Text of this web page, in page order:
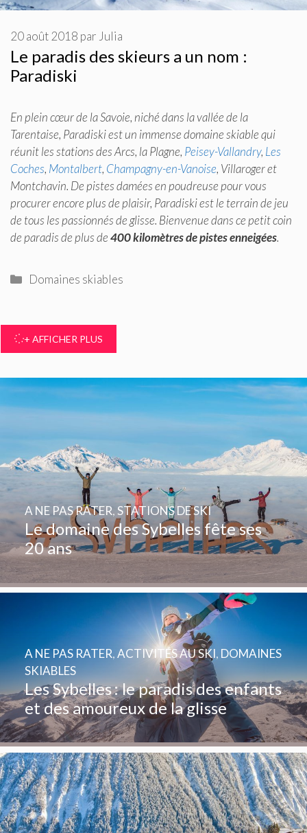
Le paradis des skieurs a un nom :
Paradiski
20 août 2018 par Julia
En plein cœur de la Savoie, niché dans la vallée de la
Tarentaise, Paradiski est un immense domaine skiable qui
réunit les stations des Arcs, la Plagne, Peisey-Vallandry, Les
Coches, Montalbert, Champagny-en-Vanoise, Villaroger et
Montchavin. De pistes damées en poudreuse pour vous
procurer encore plus de plaisir, Paradiski est le terrain de jeu
de tous les passionnés de glisse. Bienvenue dans ce petit coin
de paradis de plus de400 kilomètres de pistes enneigées.
Catégories
Domaines skiables
+ AFFICHER PLUS
Le domaine des Sybelles fête ses
20 ans
A NE PAS RATER,STATIONS DE SKI
Les Sybelles : le paradis des enfants
et des amoureux de la glisse
A NE PAS RATER,ACTIVITÉS AU SKI, DOMAINES
SKIABLES